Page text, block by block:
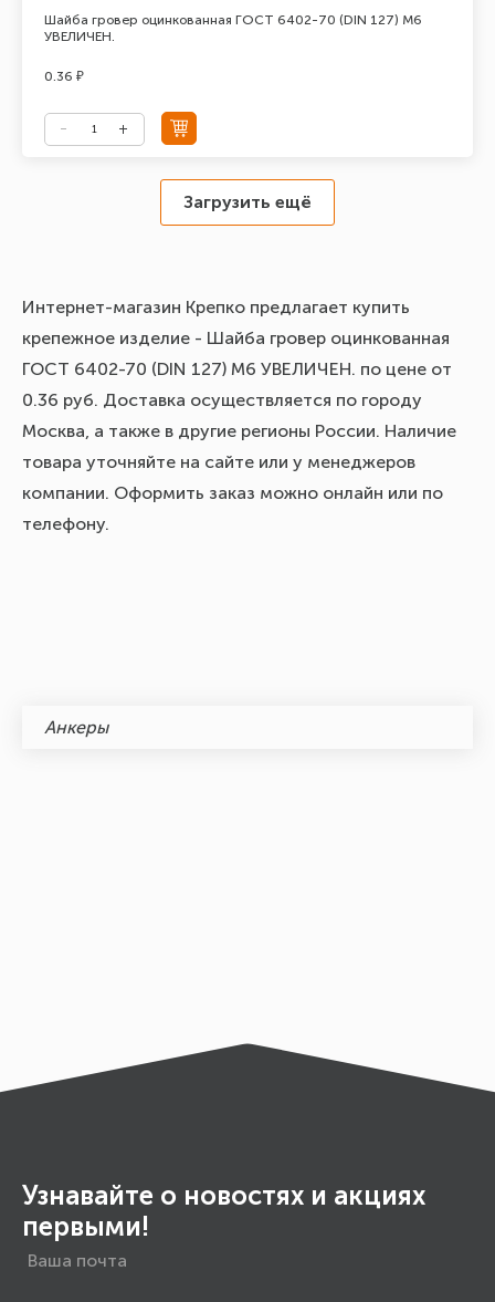
Шайба гровер оцинкованная ГОСТ 6402-70 (DIN 127) М6
УВЕЛИЧЕН.
0.36 ₽
Загрузить ещё
Интернет-магазин Крепко предлагает купить
крепежное изделие - Шайба гровер оцинкованная
ГОСТ 6402-70 (DIN 127) М6 УВЕЛИЧЕН. по цене от
0.36 руб. Доставка осуществляется по городу
Москва, а также в другие регионы России. Наличие
товара уточняйте на сайте или у менеджеров
компании. Оформить заказ можно онлайн или по
телефону.
Анкеры
Узнавайте о новостях и акциях
первыми!